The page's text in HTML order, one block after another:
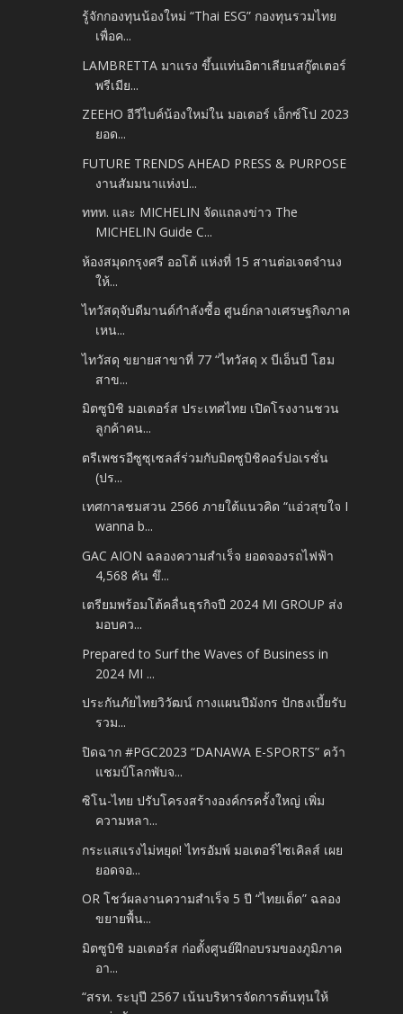
รู้จักกองทุนน้องใหม่ “Thai ESG” กองทุนรวมไทย
เพื่อค...
LAMBRETTA มาแรง ขึ้นแท่นอิตาเลียนสกู๊ตเตอร์
พรีเมีย...
ZEEHO อีวีไบค์น้องใหม่ใน มอเตอร์ เอ็กซ์โป 2023
ยอด...
FUTURE TRENDS AHEAD PRESS & PURPOSE
งานสัมมนาแห่งป...
ททท. และ MICHELIN จัดแถลงข่าว The
MICHELIN Guide C...
ห้องสมุดกรุงศรี ออโต้ แห่งที่ 15 สานต่อเจตจำนง
ให้...
ไทวัสดุจับดีมานด์กำลังซื้อ ศูนย์กลางเศรษฐกิจภาค
เหน...
ไทวัสดุ ขยายสาขาที่ 77 “ไทวัสดุ x บีเอ็นบี โฮม
สาข...
มิตซูบิชิ มอเตอร์ส ประเทศไทย เปิดโรงงานชวน
ลูกค้าคน...
ตรีเพชรอีซูซุเซลส์ร่วมกับมิตซูบิชิคอร์ปอเรชั่น
(ปร...
เทศกาลชมสวน 2566 ภายใต้แนวคิด “แอ่วสุขใจ I
wanna b...
GAC AION ฉลองความสำเร็จ ยอดจองรถไฟฟ้า
4,568 คัน ขึ...
เตรียมพร้อมโต้คลื่นธุรกิจปี 2024 MI GROUP ส่ง
มอบคว...
Prepared to Surf the Waves of Business in
2024 MI ...
ประกันภัยไทยวิวัฒน์ กางแผนปีมังกร ปักธงเบี้ยรับ
รวม...
ปิดฉาก #PGC2023 “DANAWA E-SPORTS” คว้า
แชมป์โลกพับจ...
ซิโน-ไทย ปรับโครงสร้างองค์กรครั้งใหญ่ เพิ่ม
ความหลา...
กระแสแรงไม่หยุด! ไทรอัมพ์ มอเตอร์ไซเคิลส์ เผย
ยอดจอ...
OR โชว์ผลงานความสำเร็จ 5 ปี “ไทยเด็ด” ฉลอง
ขยายพื้น...
มิตซูบิชิ มอเตอร์ส ก่อตั้งศูนย์ฝึกอบรมของภูมิภาค
อา...
“สรท. ระบุปี 2567 เน้นบริหารจัดการต้นทุนให้